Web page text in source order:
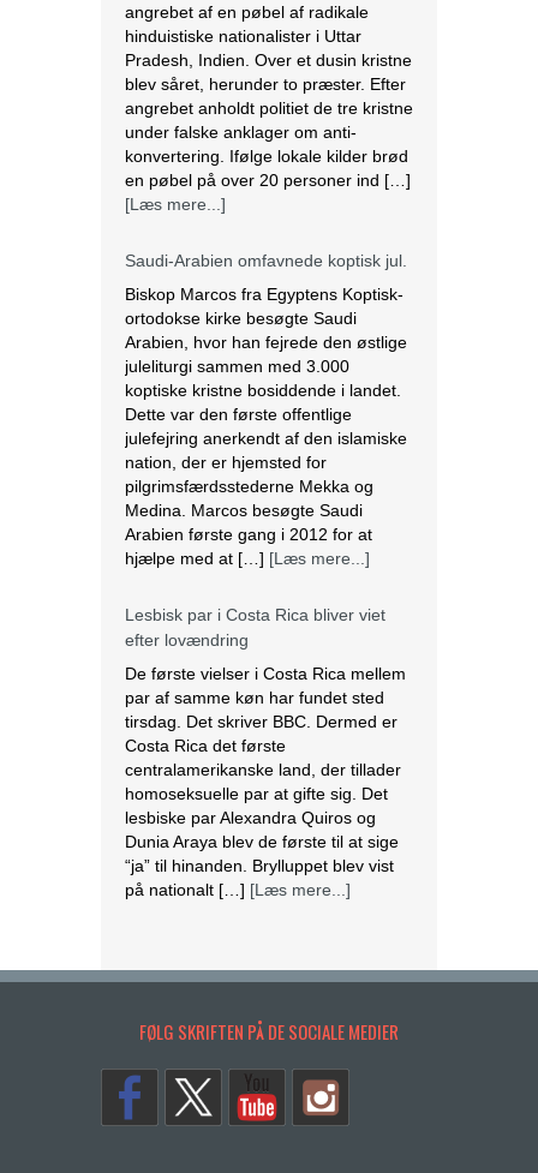
angrebet af en pøbel af radikale
hinduistiske nationalister i Uttar
Pradesh, Indien. Over et dusin kristne
blev såret, herunder to præster. Efter
angrebet anholdt politiet de tre kristne
under falske anklager om anti-
konvertering. Ifølge lokale kilder brød
en pøbel på over 20 personer ind […]
[Læs mere...]
Saudi-Arabien omfavnede koptisk jul.
Biskop Marcos fra Egyptens Koptisk-
ortodokse kirke besøgte Saudi
Arabien, hvor han fejrede den østlige
juleliturgi sammen med 3.000
koptiske kristne bosiddende i landet.
Dette var den første offentlige
julefejring anerkendt af den islamiske
nation, der er hjemsted for
pilgrimsfærdsstederne Mekka og
Medina. Marcos besøgte Saudi
Arabien første gang i 2012 for at
hjælpe med at […] [Læs mere...]
Lesbisk par i Costa Rica bliver viet
efter lovændring
De første vielser i Costa Rica mellem
par af samme køn har fundet sted
tirsdag. Det skriver BBC. Dermed er
Costa Rica det første
centralamerikanske land, der tillader
homoseksuelle par at gifte sig. Det
lesbiske par Alexandra Quiros og
Dunia Araya blev de første til at sige
“ja” til hinanden. Brylluppet blev vist
på nationalt […] [Læs mere...]
og USA for færdige
og forståelser med Israel og USA for
palæstinensiske præsident tirsdag
ifølge det palæstinensiske
nyhedsbureau Wafa. – Palæstinas
FØLG SKRIFTEN PÅ DE SOCIALE MEDIER